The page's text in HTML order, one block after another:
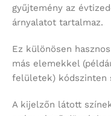
gyűjtemény az
árnyalatot tartalmaz.
Ez különösen
más elemekkel
felületek) kódszinten
A kijelzőn látott